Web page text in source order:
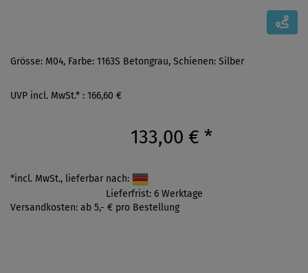
Grösse: M04, Farbe: 1163S Betongrau, Schienen: Silber
UVP incl. MwSt.* : 166,60 €
133,00 € *
*incl. MwSt., lieferbar nach:
Lieferfrist: 6 Werktage
Versandkosten: ab 5,- € pro Bestellung